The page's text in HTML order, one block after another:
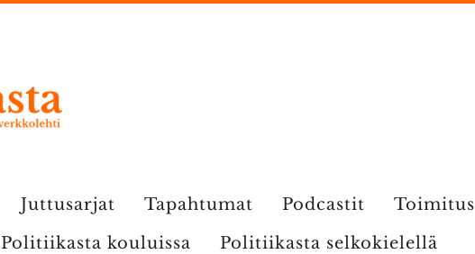
Juttusarjat Tapahtumat Podcastit Toimitus
Politiikasta kouluissa Politiikasta selkokielellä